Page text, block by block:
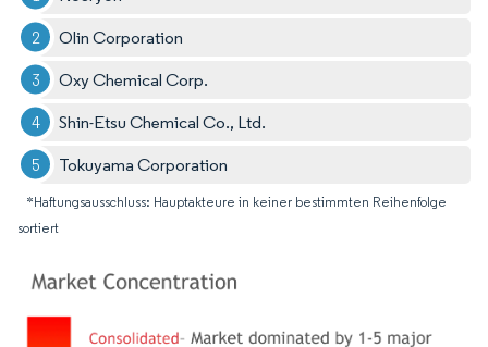
Olin Corporation
Oxy Chemical Corp.
Shin-Etsu Chemical Co., Ltd.
Tokuyama Corporation
*Haftungsausschluss: Hauptakteure in keiner bestimmten Reihenfolge
sortiert